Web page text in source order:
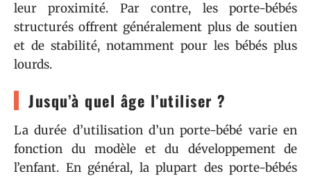
leur proximité. Par contre, les porte-bébés
structurés offrent généralement plus de soutien
et de stabilité, notamment pour les bébés plus
lourds.
Jusqu’à quel âge l’utiliser ?
La durée d’utilisation d’un porte-bébé varie en
fonction du modèle et du développement de
l’enfant. En général, la plupart des porte-bébés